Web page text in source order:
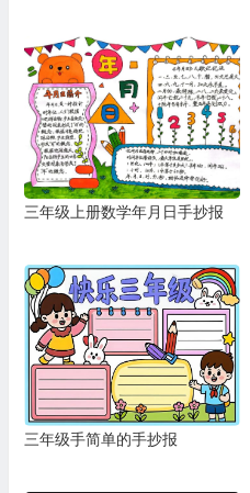
三年级上册数学年月日手抄报
三年级手简单的手抄报